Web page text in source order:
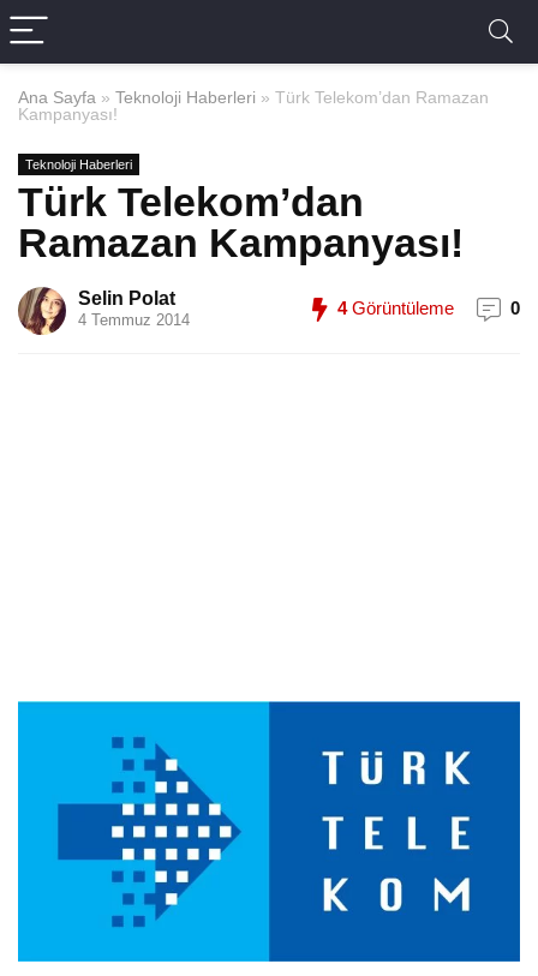
Ana Sayfa » Teknoloji Haberleri » Türk Telekom’dan Ramazan
Kampanyası!
Teknoloji Haberleri
Türk Telekom’dan
Ramazan Kampanyası!
Selin Polat
4 Temmuz 2014
4Görüntüleme 0